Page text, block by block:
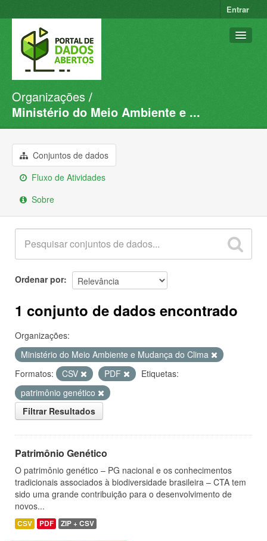
Entrar
Conjuntos de dados
Organizações
Sobre
Organizações
Ministério do Meio Ambiente e ...
Conjuntos de dados
Fluxo de Atividades
Sobre
Ordenar por
1 conjunto de dados encontrado
Organizações:
Ministério do Meio Ambiente e Mudança do Clima
Formatos:
CSV PDF
Etiquetas:
patrimônio genético
Filtrar Resultados
Patrimônio Genético
O patrimônio genético – PG nacional e os conhecimentos
tradicionais associados à biodiversidade brasileira – CTA tem
sido uma grande contribuição para o desenvolvimento de
novos...
CSV PDF ZIP + CSV